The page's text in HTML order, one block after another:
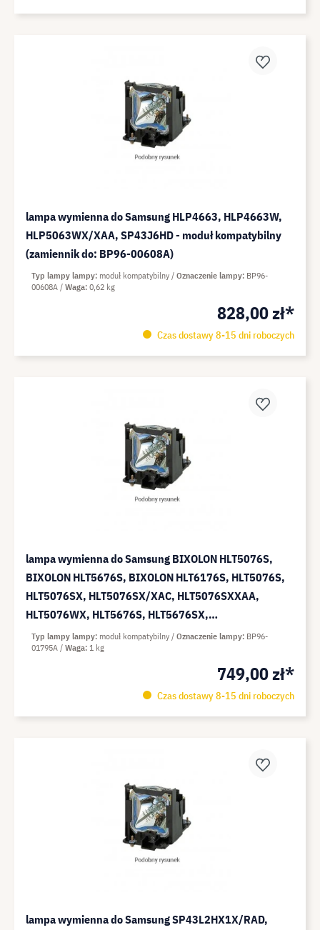
lampa wymienna do Samsung HLP4663, HLP4663W,
HLP5063WX/XAA, SP43J6HD - moduł kompatybilny
(zamiennik do: BP96-00608A)
828,00 zł*
Czas dostawy 8-15 dni roboczych
Typ lampy lampy moduł kompatybilny Oznaczenie lampy BP96-
00608A
Waga 0,62 kg
lampa wymienna do Samsung BIXOLON HLT5076S,
BIXOLON HLT5676S, BIXOLON HLT6176S, HLT5076S,
HLT5076SX, HLT5076SX/XAC, HLT5076SXXAA,
HLT5076WX, HLT5676S, HLT5676SX,
HLT5676SX/XAA, HLT5676SX/XAC, HLT6176,
HLT6176S, HLT6176SX, SP61K7UH - moduł
749,00 zł*
Czas dostawy 8-15 dni roboczych
Typ lampy lampy moduł kompatybilny Oznaczenie lampy BP96-
01795A
Waga 1 kg
lampa wymienna do Samsung SP43L2HX1X/RAD,